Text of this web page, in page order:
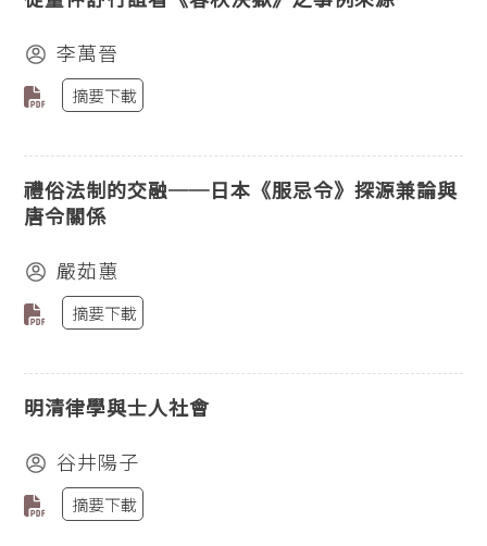
李萬晉
摘要下載
禮俗法制的交融──日本《服忌令》探源兼論與
唐令關係
嚴茹蕙
摘要下載
明清律學與士人社會
谷井陽子
摘要下載